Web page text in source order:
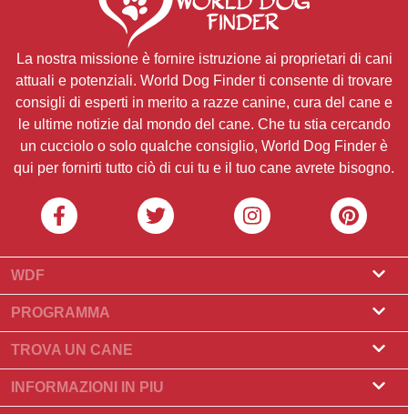
La nostra missione è fornire istruzione ai proprietari di cani
attuali e potenziali. World Dog Finder ti consente di trovare
consigli di esperti in merito a razze canine, cura del cane e
le ultime notizie dal mondo del cane. Che tu stia cercando
un cucciolo o solo qualche consiglio, World Dog Finder è
qui per fornirti tutto ciò di cui tu e il tuo cane avrete bisogno.
WDF
Riguardo a noi
Cos'è World Dog Finder
Quali associazioni accettiamo?
Contatto
PROGRAMMA
Programma Allevatore
Programma per toelettatori
TROVA UN CANE
Trova un allevatore
Compra un cane
INFORMAZIONI IN PIU